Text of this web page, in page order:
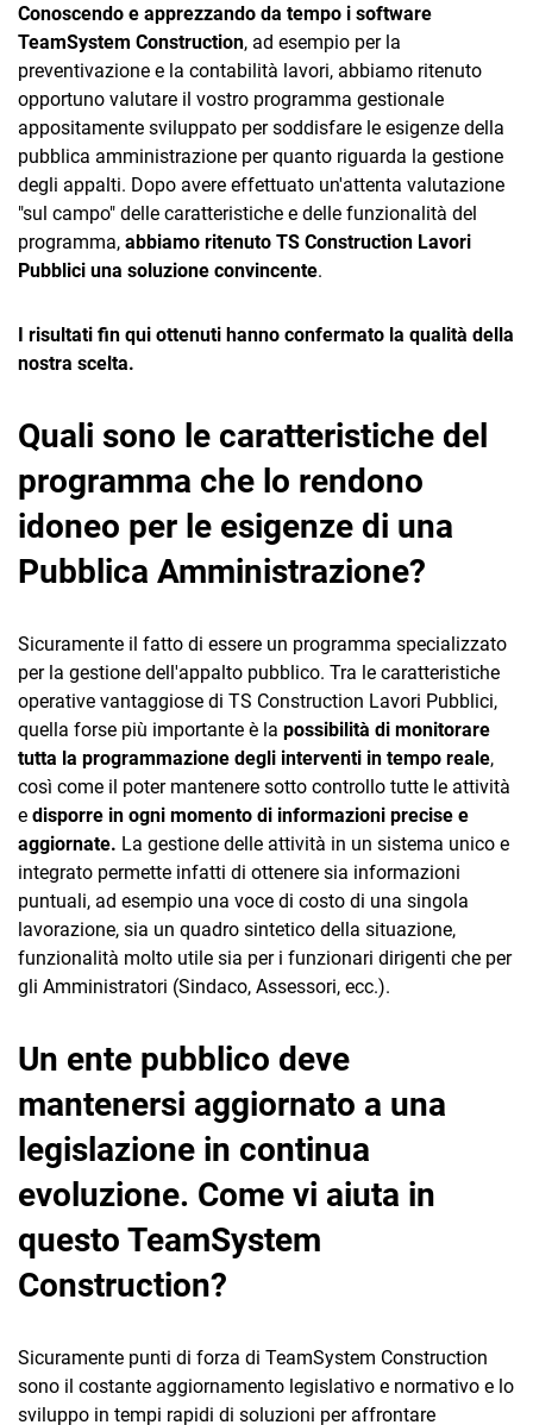
Conoscendo e apprezzando da tempo i software
TeamSystem Construction, ad esempio per la
preventivazione e la contabilità lavori, abbiamo ritenuto
opportuno valutare il vostro programma gestionale
appositamente sviluppato per soddisfare le esigenze della
pubblica amministrazione per quanto riguarda la gestione
degli appalti. Dopo avere effettuato un'attenta valutazione
"sul campo" delle caratteristiche e delle funzionalità del
programma, abbiamo ritenuto TS Construction Lavori
Pubblici una soluzione convincente.
I risultati fin qui ottenuti hanno confermato la qualità della
nostra scelta.
Quali sono le caratteristiche del
programma che lo rendono
idoneo per le esigenze di una
Pubblica Amministrazione?
Sicuramente il fatto di essere un programma specializzato
per la gestione dell'appalto pubblico. Tra le caratteristiche
operative vantaggiose di TS Construction Lavori Pubblici,
quella forse più importante è la possibilità di monitorare
tutta la programmazione degli interventi in tempo reale,
così come il poter mantenere sotto controllo tutte le attività
e disporre in ogni momento di informazioni precise e
aggiornate. La gestione delle attività in un sistema unico e
integrato permette infatti di ottenere sia informazioni
puntuali, ad esempio una voce di costo di una singola
lavorazione, sia un quadro sintetico della situazione,
funzionalità molto utile sia per i funzionari dirigenti che per
gli Amministratori (Sindaco, Assessori, ecc.).
Un ente pubblico deve
mantenersi aggiornato a una
legislazione in continua
evoluzione. Come vi aiuta in
questo TeamSystem
Construction?
Sicuramente punti di forza di TeamSystem Construction
sono il costante aggiornamento legislativo e normativo e lo
sviluppo in tempi rapidi di soluzioni per affrontare